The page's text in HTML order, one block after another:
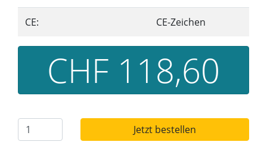
CE: CE-Zeichen
CHF 118,60
Jetzt bestellen